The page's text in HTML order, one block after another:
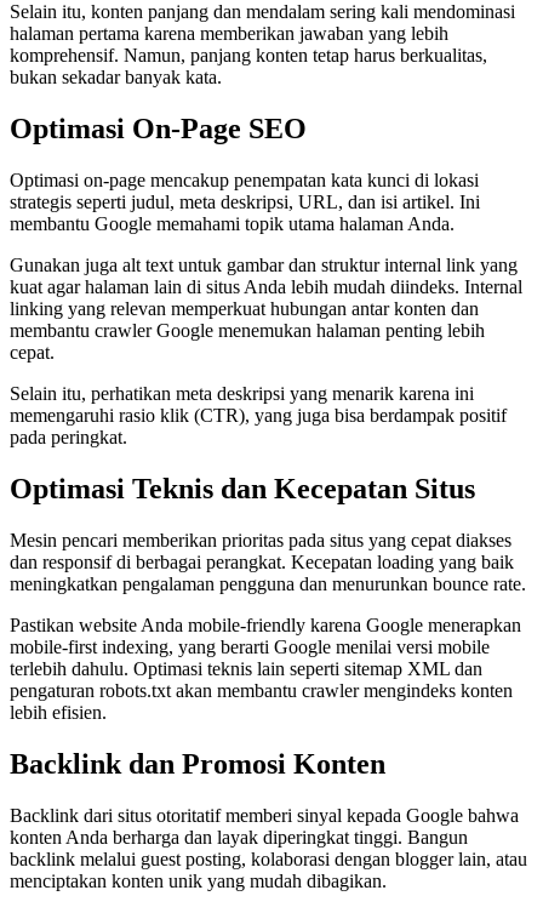
Selain itu, konten panjang dan mendalam sering kali mendominasi
halaman pertama karena memberikan jawaban yang lebih
komprehensif. Namun, panjang konten tetap harus berkualitas,
bukan sekadar banyak kata.
Optimasi On‑Page SEO
Optimasi on‑page mencakup penempatan kata kunci di lokasi
strategis seperti judul, meta deskripsi, URL, dan isi artikel. Ini
membantu Google memahami topik utama halaman Anda.
Gunakan juga alt text untuk gambar dan struktur internal link yang
kuat agar halaman lain di situs Anda lebih mudah diindeks. Internal
linking yang relevan memperkuat hubungan antar konten dan
membantu crawler Google menemukan halaman penting lebih
cepat.
Selain itu, perhatikan meta deskripsi yang menarik karena ini
memengaruhi rasio klik (CTR), yang juga bisa berdampak positif
pada peringkat.
Optimasi Teknis dan Kecepatan Situs
Mesin pencari memberikan prioritas pada situs yang cepat diakses
dan responsif di berbagai perangkat. Kecepatan loading yang baik
meningkatkan pengalaman pengguna dan menurunkan bounce rate.
Pastikan website Anda mobile‑friendly karena Google menerapkan
mobile‑first indexing, yang berarti Google menilai versi mobile
terlebih dahulu. Optimasi teknis lain seperti sitemap XML dan
pengaturan robots.txt akan membantu crawler mengindeks konten
lebih efisien.
Backlink dan Promosi Konten
Backlink dari situs otoritatif memberi sinyal kepada Google bahwa
konten Anda berharga dan layak diperingkat tinggi. Bangun
backlink melalui guest posting, kolaborasi dengan blogger lain, atau
menciptakan konten unik yang mudah dibagikan.